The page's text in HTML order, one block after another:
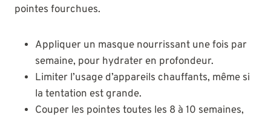
pointes fourchues.
Appliquer un masque nourrissant une fois par
semaine, pour hydrater en profondeur.
Limiter l’usage d’appareils chauffants, même si
la tentation est grande.
Couper les pointes toutes les 8 à 10 semaines,